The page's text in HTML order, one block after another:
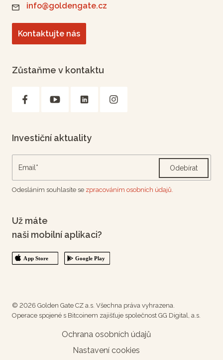
info@goldengate.cz
Kontaktujte nás
Zůstaňme v kontaktu
Investiční aktuality
Odebírat
Odesláním souhlasíte se zpracováním osobních údajů.
Už máte
naši mobilní aplikaci?
© 2026 Golden Gate CZ a.s. Všechna práva vyhrazena.
Operace spojené s Bitcoinem zajišťuje společnost GG Digital, a.s.
Ochrana osobních údajů
Nastavení cookies